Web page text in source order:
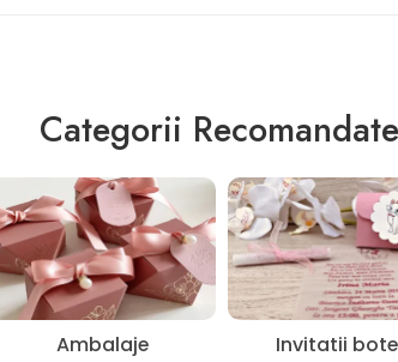
Categorii Recomandate
Ambalaje Invitatii